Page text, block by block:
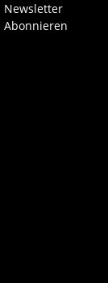
Newsletter
Abonnieren